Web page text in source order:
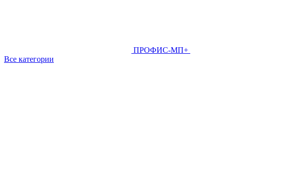
ПРОФИС-МП+
Все категории